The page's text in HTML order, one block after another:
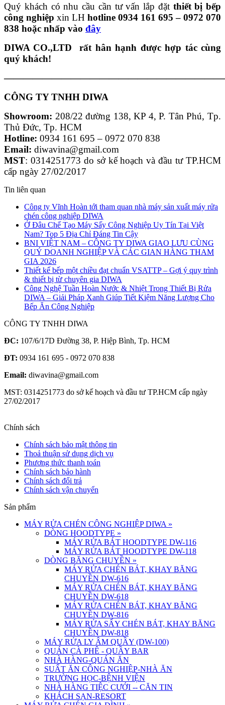
Quý khách có nhu cầu cần tư vấn lắp đặt thiết bị bếp
công nghiệp xin LH hotline 0934 161 695 – 0972 070
838 hoặc nhấp vào đây
DIWA CO.,LTD rất hân hạnh được hợp tác cùng
quý khách!
CÔNG TY TNHH DIWA
Showroom: 208/22 đường 138, KP 4, P. Tân Phú, Tp.
Thủ Đức, Tp. HCM
Hotline: 0934 161 695 – 0972 070 838
Email: diwavina@gmail.com
MST: 0314251773 do sở kế hoạch và đầu tư TP.HCM
cấp ngày 27/02/2017
Tin liên quan
Công ty Vĩnh Hoàn tới tham quan nhà máy sản xuất máy rửa
chén công nghiệp DIWA
Ở Đâu Chế Tạo Máy Sấy Công Nghiệp Uy Tín Tại Việt
Nam? Top 5 Địa Chỉ Đáng Tin Cậy
BNI VIỆT NAM – CÔNG TY DIWA GIAO LƯU CÙNG
QUÝ DOANH NGHIỆP VÀ CÁC GIAN HÀNG THAM
GIA 2026
Thiết kế bếp một chiều đạt chuẩn VSATTP – Gợi ý quy trình
& thiết bị từ chuyên gia DIWA
Công Nghệ Tuần Hoàn Nước & Nhiệt Trong Thiết Bị Rửa
DIWA – Giải Pháp Xanh Giúp Tiết Kiệm Năng Lượng Cho
Bếp Ăn Công Nghiệp
CÔNG TY TNHH DIWA
ĐC: 107/6/17D Đường 38, P. Hiệp Bình, Tp. HCM
ĐT: 0934 161 695 - 0972 070 838
Email: diwavina@gmail.com
MST: 0314251773 do sở kế hoạch và đầu tư TP.HCM cấp ngày
27/02/2017
Chính sách
Chính sách bảo mật thông tin
Thoả thuận sử dụng dịch vụ
Phương thức thanh toán
Chính sách bảo hành
Chính sách đổi trả
Chính sách vận chuyển
Sản phẩm
MÁY RỬA CHÉN CÔNG NGHIỆP DIWA »
DÒNG HOODTYPE »
MÁY RỬA BÁT HOODTYPE DW-116
MÁY RỬA BÁT HOODTYPE DW-118
DÒNG BĂNG CHUYỀN »
MÁY RỬA CHÉN BÁT, KHAY BĂNG
CHUYỀN DW-616
MÁY RỬA CHÉN BÁT, KHAY BĂNG
CHUYỀN DW-618
MÁY RỬA CHÉN BÁT, KHAY BĂNG
CHUYỀN DW-816
MÁY RỬA SẤY CHÉN BÁT, KHAY BĂNG
CHUYỀN DW-818
MÁY RỬA LY ÂM QUẦY (DW-100)
QUÁN CÀ PHÊ - QUẦY BAR
NHÀ HÀNG-QUÁN ĂN
SUẤT ĂN CÔNG NGHIỆP-NHÀ ĂN
TRƯỜNG HỌC-BỆNH VIỆN
NHÀ HÀNG TIỆC CƯỚI -- CĂN TIN
KHÁCH SẠN-RESORT